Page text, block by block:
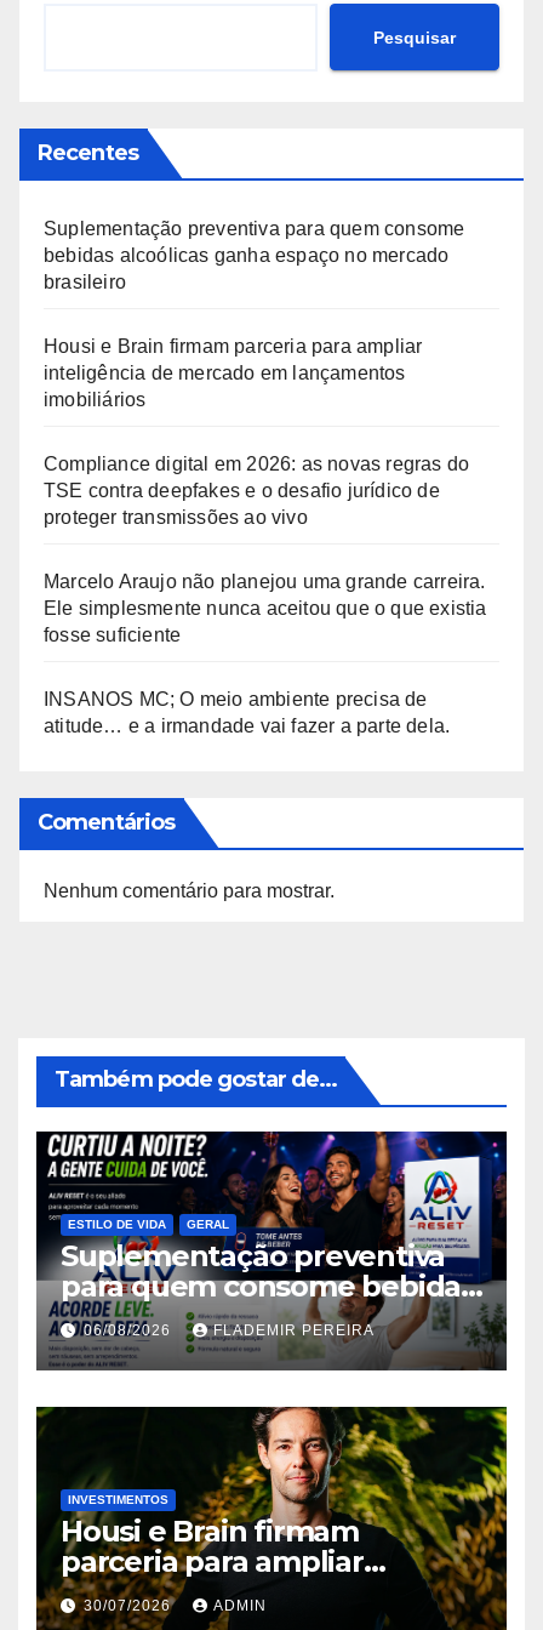
Pesquisar
Recentes
Suplementação preventiva para quem consome
bebidas alcoólicas ganha espaço no mercado
brasileiro
Housi e Brain firmam parceria para ampliar
inteligência de mercado em lançamentos
imobiliários
Compliance digital em 2026: as novas regras do
TSE contra deepfakes e o desafio jurídico de
proteger transmissões ao vivo
Marcelo Araujo não planejou uma grande carreira.
Ele simplesmente nunca aceitou que o que existia
fosse suficiente
INSANOS MC; O meio ambiente precisa de
atitude… e a irmandade vai fazer a parte dela.
Comentários
Nenhum comentário para mostrar.
Também pode gostar de...
ESTILO DE VIDA GERAL
Suplementação preventiva
para quem consome bebidas
alcoólicas ganha espaço no
mercado brasileiro
06/08/2026 FLADEMIR PEREIRA
INVESTIMENTOS
Housi e Brain firmam
parceria para ampliar
inteligência de mercado em
lançamentos imobiliários
30/07/2026 ADMIN